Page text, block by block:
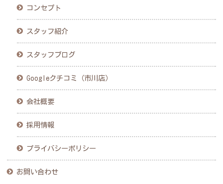
コンセプト
スタッフ紹介
スタッフブログ
Googleクチコミ（市川店）
会社概要
採用情報
プライバシーポリシー
お問い合わせ